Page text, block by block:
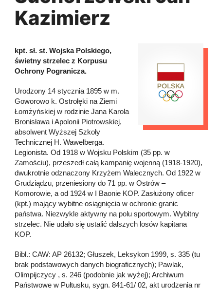
Kazimierz
kpt. sł. st. Wojska Polskiego,
świetny strzelec z Korpusu
Ochrony Pogranicza.
Urodzony 14 stycznia 1895 w m.
Goworowo k. Ostrołęki na Ziemi
Łomżyńskiej w rodzinie Jana Karola
Bronisława i Apolonii Piotrowskiej,
absolwent Wyższej Szkoły
Technicznej H. Wawelberga.
Legionista. Od 1918 w Wojsku Polskim (35 pp. w
Zamościu), przeszedł całą kampanię wojenną (1918-1920),
dwukrotnie odznaczony Krzyżem Walecznych. Od 1922 w
Grudziądzu, przeniesiony do 71 pp. w Ostrów –
Komorowie, a od 1924 w I Baonie KOP. Zasłużony oficer
(kpt.) mający wybitne osiągnięcia w ochronie granic
państwa. Niezwykle aktywny na polu sportowym. Wybitny
strzelec. Nie udało się ustalić dalszych losów kapitana
KOP.
Bibl.: CAW: AP 26132; Głuszek, Leksykon 1999, s. 335 (tu
brak podstawowych danych biograficznych); Pawlak,
Olimpijczycy , s. 246 (podobnie jak wyżej); Archiwum
Państwowe w Pułtusku, sygn. 841-61/ 02, akt urodzenia nr